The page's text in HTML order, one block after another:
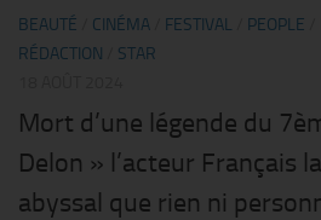
BEAUTÉ CINÉMA FESTIVAL PEOPLE
RÉDACTION
STAR
Mort d’une légende du
Delon » l’acteur Français
abyssal que rien ni